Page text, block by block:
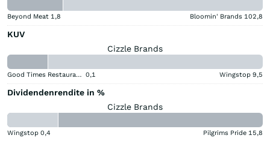
Beyond Meat 1,8 Bloomin' Brands 102,8
KUV
Cizzle Brands
Good Times Restaurants 0,1 Wingstop 9,5
Dividendenrendite in %
Cizzle Brands
Wingstop 0,4 Pilgrims Pride 15,8